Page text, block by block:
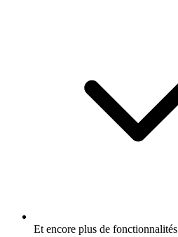
Et encore plus de fonctionnalités